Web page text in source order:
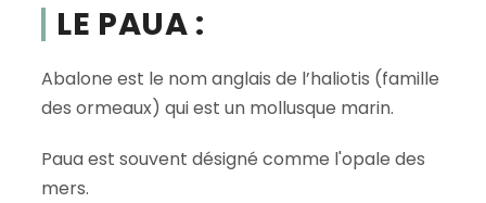
LE PAUA :
Abalone est le nom anglais de l’haliotis (famille
des ormeaux) qui est un mollusque marin.
Paua est souvent désigné comme l'opale des
mers.